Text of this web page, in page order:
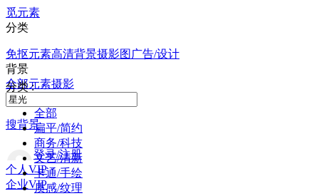
觅元素
分类
免抠元素高清背景摄影图 广告/设计
背景
全部元素摄影
搜背景
登录/注册
个人VIP
企业VIP
分类 :
全部
扁平/简约
商务/科技
文艺/清新
卡通/手绘
质感/纹理